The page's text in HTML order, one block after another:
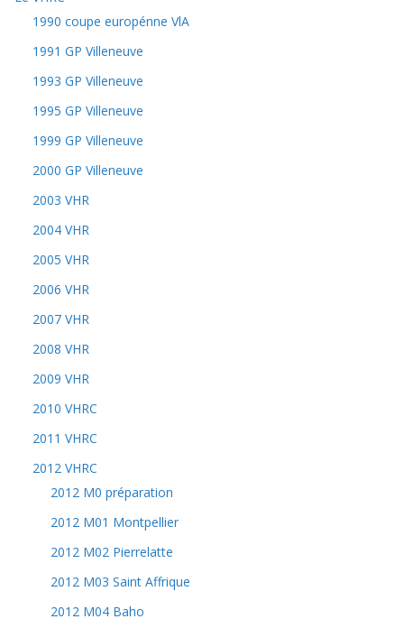
1990 coupe europénne VlA
1991 GP Villeneuve
1993 GP Villeneuve
1995 GP Villeneuve
1999 GP Villeneuve
2000 GP Villeneuve
2003 VHR
2004 VHR
2005 VHR
2006 VHR
2007 VHR
2008 VHR
2009 VHR
2010 VHRC
2011 VHRC
2012 VHRC
2012 M0 préparation
2012 M01 Montpellier
2012 M02 Pierrelatte
2012 M03 Saint Affrique
2012 M04 Baho